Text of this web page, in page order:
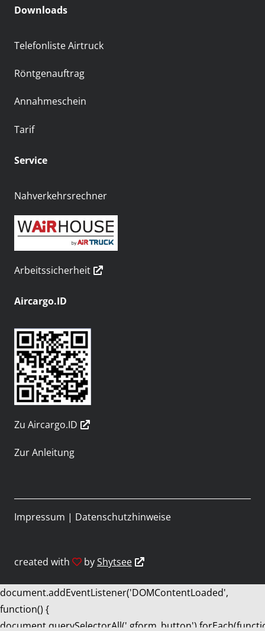
Downloads
Telefonliste Airtruck
Röntgenauftrag
Annahmeschein
Tarif
Service
Nahverkehrsrechner
Arbeitssicherheit
Aircargo.ID
Zu Aircargo.ID
Zur Anleitung
created with byShytsee
Impressum | Datenschutzhinweise
document.addEventListener('DOMContentLoaded',
function() {